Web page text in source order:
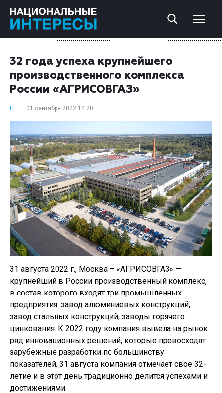
32 года успеха крупнейшего
производственного комплекса
России «АГРИСОВГАЗ»
IT 01 сентября 2022 14:20
31 августа 2022 г., Москва – «АГРИСОВГАЗ» —
крупнейший в России производственный комплекс,
в состав которого входят три промышленных
предприятия: завод алюминиевых конструкций,
завод стальных конструкций, заводы горячего
цинкования. К 2022 году компания вывела на рынок
ряд инновационных решений, которые превосходят
зарубежные разработки по большинству
показателей. 31 августа компания отмечает свое 32-
летие и в этот день традиционно делится успехами и
достижениями.